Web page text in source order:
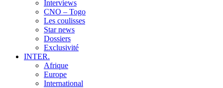
Interviews
CNO – Togo
Les coulisses
Star news
Dossiers
Exclusivité
INTER.
Afrique
Europe
International